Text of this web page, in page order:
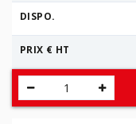
DISPO.
PRIX € HT